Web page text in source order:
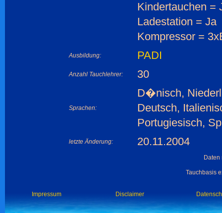
Kindertauchen =
Ladestation = Ja
Kompressor =
Ausbildung: PADI
Anzahl Tauchlehrer: 30
Sprachen:
D�nisch,
Deutsch,
Portugiesisch,
letzte Änderung: 20.11.2004
Tauchbasis
Impressum Disclaimer